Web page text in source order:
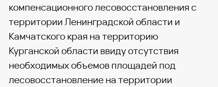
компенсационного лесовосстановления с
территории Ленинградской области и
Камчатского края на территорию
Курганской области ввиду отсутствия
необходимых объемов площадей под
лесовосстановление на территории